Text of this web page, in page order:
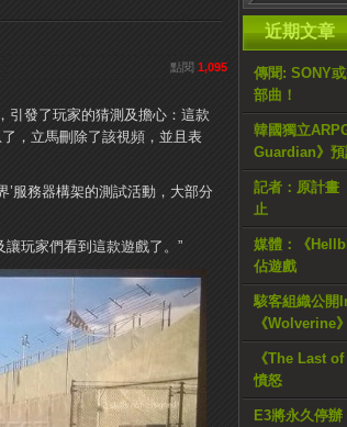
近期文章
傳聞: SONY
部曲！
韓國獨立
Guardian》預
記者：原計畫
止
媒體：《
佔遊戲
駭客組織公開
《Wolverine
《The Last
憤怒
E3將永久停辦
點閱 1,095
引發了玩家的猜測及擔心：這款
，立馬刪除了該視頻，並且表
’服務器構架的測試活動，大部分
玩家們看到這款遊戲了。”